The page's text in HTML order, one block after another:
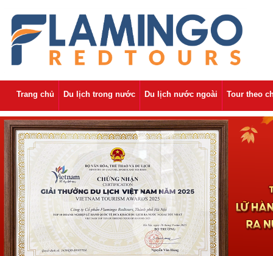
Trang chủ Du lịch trong nước Du lịch nước ngoài Tour theo